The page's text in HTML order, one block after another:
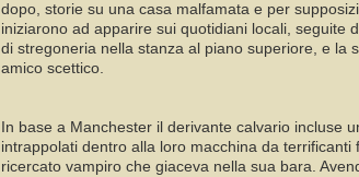
dopo, storie su una casa malfamata e per
iniziarono ad apparire sui quotidiani locali, seguite
di stregoneria nella stanza al piano superiore, e la
amico scettico.
In base a Manchester il derivante calvario incluse
intrappolati dentro alla loro macchina da
ricercato vampiro che giaceva nella sua bara.